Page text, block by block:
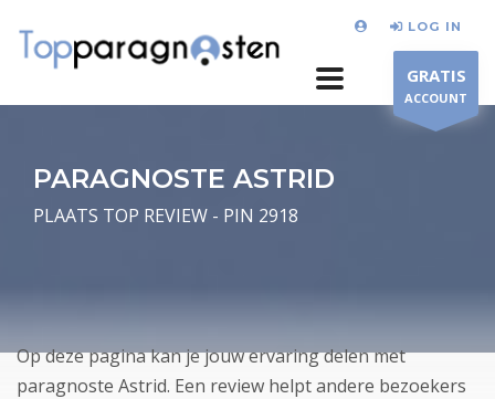
LOG IN
GRATIS
ACCOUNT
PARAGNOSTE ASTRID
PLAATS TOP REVIEW - PIN 2918
Op deze pagina kan je jouw ervaring delen met
paragnoste Astrid. Een review helpt andere bezoekers